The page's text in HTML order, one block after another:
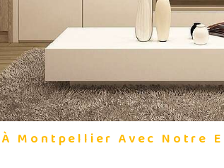
Montpellier Avec Notre